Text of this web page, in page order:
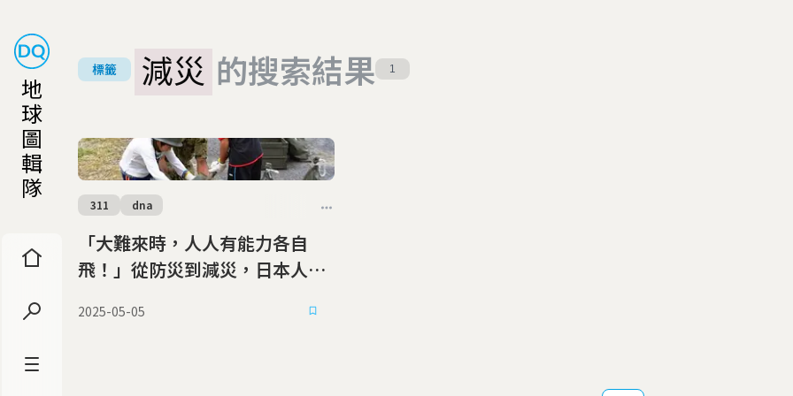
地
球
圖
輯
隊
標籤 減災 的搜索結果 1
「大難來時，人人有能力各自
飛！」從防災到減災，日本人如
311 dna
2025-05-05